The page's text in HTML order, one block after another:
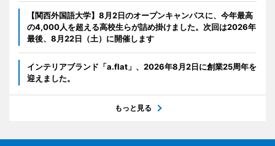
【関西外国語大学】8月2日のオープンキャンパスに、今年最高
の4,000人を超える高校生らが詰め掛けました。次回は2026年
最後、8月22日（土）に開催します
インテリアブランド「a.flat」、2026年8月2日に創業25周年を
迎えました。
もっと見る